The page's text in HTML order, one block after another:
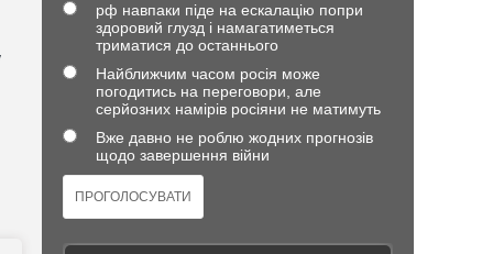
рф навпаки піде на ескалацію попри
здоровий глузд і намагатиметься
триматися до останнього
Найближчим часом росія може
погодитись на переговори, але
серйозних намірів росіяни не матимуть
Вже давно не роблю жодних прогнозів
щодо завершення війни